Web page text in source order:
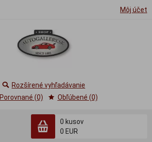
Môj účet
0 kusov
0 EUR
Rozšírené vyhľadávanie
Porovnané (0)
Obľúbené (0)